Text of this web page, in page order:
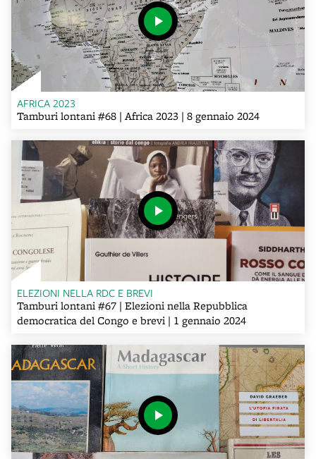
AFRICA 2023
Tamburi lontani #68 | Africa 2023 | 8 gennaio 2024
ELEZIONI NELLA RDC E BREVI
Tamburi lontani #67 | Elezioni nella Repubblica
democratica del Congo e brevi | 1 gennaio 2024